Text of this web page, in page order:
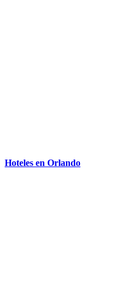
Hoteles en Orlando